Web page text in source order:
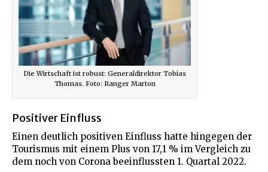
Die Wirtschaft ist robust: Generaldirektor Tobias
Thomas. Foto: Ranger Marton
Positiver Einfluss
Einen deutlich positiven Einfluss hatte hingegen der
Tourismus mit einem Plus von 17,1 % im Vergleich zu
dem noch von Corona beeinflussten 1. Quartal 2022.